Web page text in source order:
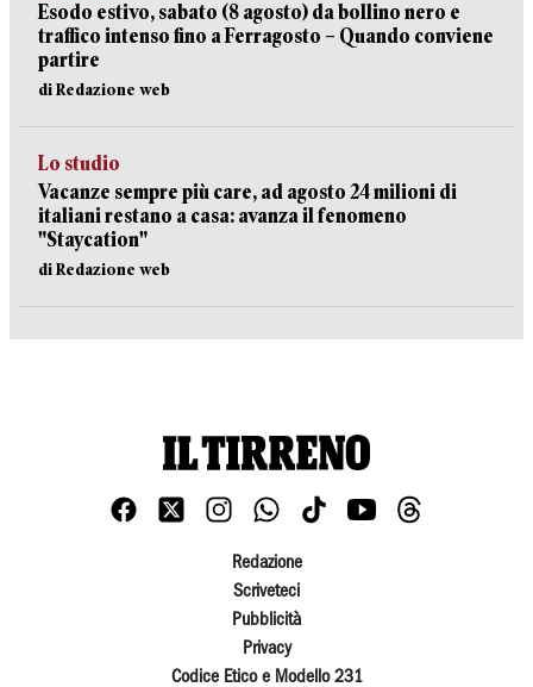
Esodo estivo, sabato (8 agosto) da bollino nero e
traffico intenso fino a Ferragosto – Quando conviene
partire
di Redazione web
Lo studio
Vacanze sempre più care, ad agosto 24 milioni di
italiani restano a casa: avanza il fenomeno
"Staycation"
di Redazione web
Redazione
Scriveteci
Pubblicità
Privacy
Codice Etico e Modello 231